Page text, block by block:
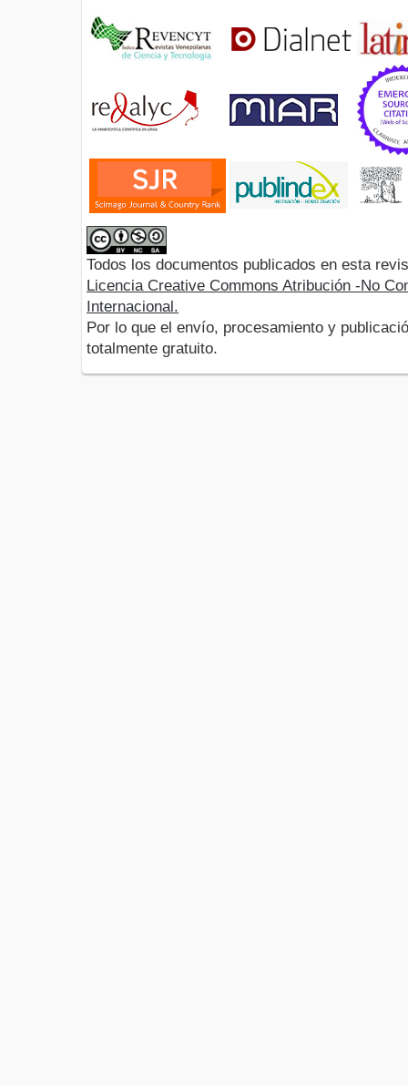
Todos los documentos publicados en esta
Licencia Creative Commons Atribución -No
Internacional.
Por lo que el envío, procesamiento y
totalmente gratuito.